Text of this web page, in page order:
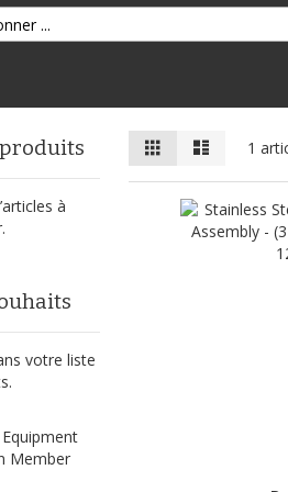
Afficher
en
Grille 1
à
votre liste